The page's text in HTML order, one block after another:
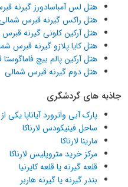
هتل لس آمباسادورز گیرنه
هتل راکس گیرنه قبرس
هتل آرکین کلونی گیرنه
هتل کایا پلازو گیرنه قبرس
هتل آرکین پالم بیچ
هتل دوم گیرنه قبرس شمالی
جاذبه های گردشگری
پارک آبی واترورد آیاناپا یکی
ساحل فینیکودس لارناکا
مارینا لارناکا
مرکز خرید متروپلیس لارناکا
قلعه گیرنه یا قلعه کایرنیا
بندر گیرنه یا گیرنه هاربر